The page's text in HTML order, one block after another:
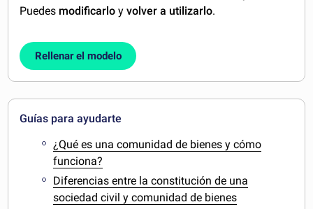
Puedes modificarlo yvolver a utilizarlo.
Rellenar el modelo
Guías para ayudarte
¿Qué es una comunidad de bienes y cómo
funciona?
Diferencias entre la constitución de una
sociedad civil y comunidad de bienes